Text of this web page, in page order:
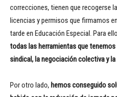
correcciones, tienen que recogerse
licencias y permisos que firmamos
tarde en Educación Especial. Para ello
todas las herramientas que
sindical, la negociación colectiva y la
Por otro lado, hemos conseguido